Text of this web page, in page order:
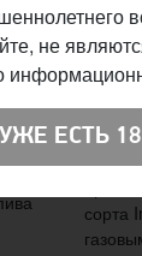
Head
сорта
не
ЕСТЬ